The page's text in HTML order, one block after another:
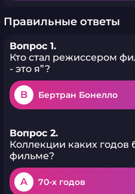
Правильные ответы
Вопрос 1.
Кто стал режиссером
- это я”?
B Бертран Бонелло
Вопрос 2.
Коллекции каких
фильме?
A 70-х годов